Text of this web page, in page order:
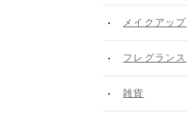
メイクアップ
フレグランス
雑貨